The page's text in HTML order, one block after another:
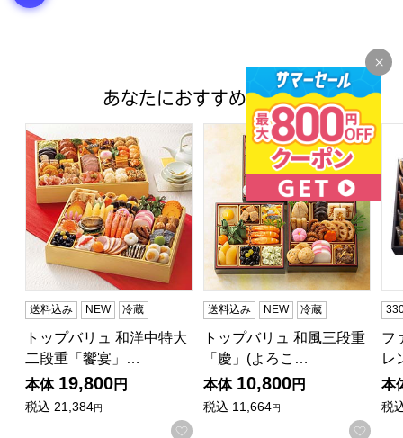
あなたにおすすめの商品
トップバリュ 和洋中特大二段重「饗宴」(きょうえん)【4
送料込み NEW 冷蔵
トップバリュ 和洋中特大
二段重「饗宴」…
本体 19,800円
税込 21,384円
お気に入りに登録する
トップバリュ 和風三段重「
送料込み NEW 冷蔵
トップバリュ 和風三段重
「慶」(よろこ…
本体 10,800円
税込 11,664円
お気
フ
レ
本
税